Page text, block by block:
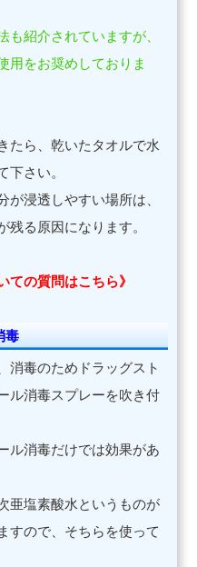
も紹介されていますが、
用をお奨めしておりま
たら、乾いたタオルで水
下さい。
が浸透しやすい場所は、
残る原因になります。
の質問はこちら》
毒
消毒のためドラッグスト
ル消毒スプレーを吹き付
ル消毒だけでは効果があ
亜塩素酸水というものが
すので、そちらを使って